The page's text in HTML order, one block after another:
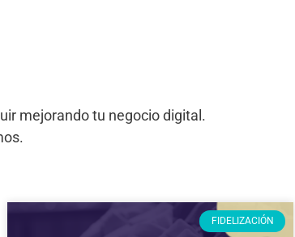
mejorando tu negocio digital.
FIDELIZACIÓN